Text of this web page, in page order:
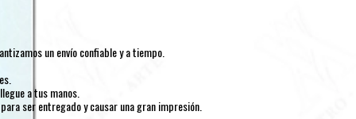
un envío confiable y a tiempo.
a tus manos.
ser entregado y causar una gran impresión.